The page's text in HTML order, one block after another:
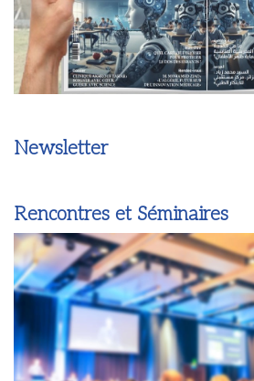
Newsletter
Rencontres et Séminaires